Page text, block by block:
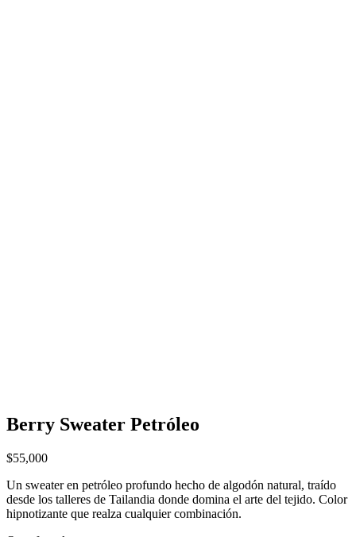
Berry Sweater Petróleo
$55,000
Un sweater en petróleo profundo hecho de algodón natural, traído
desde los talleres de Tailandia donde domina el arte del tejido. Color
hipnotizante que realza cualquier combinación.